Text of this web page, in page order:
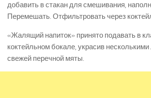
добавить в стакан для смешивания,
Перемешать. Отфильтровать через
«Жалящий напиток» принято подавать в
коктейльном бокале, украсив
свежей перечной мяты.